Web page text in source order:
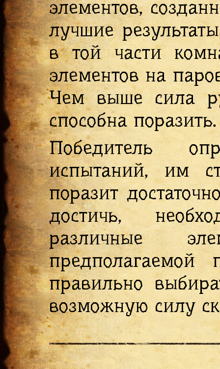
элементов,
лучшие
в той части
элементов на
Чем выше сила
способна поразить.
Победитель
испытаний, им
поразит
достичь,
различные
правильно
возможную силу